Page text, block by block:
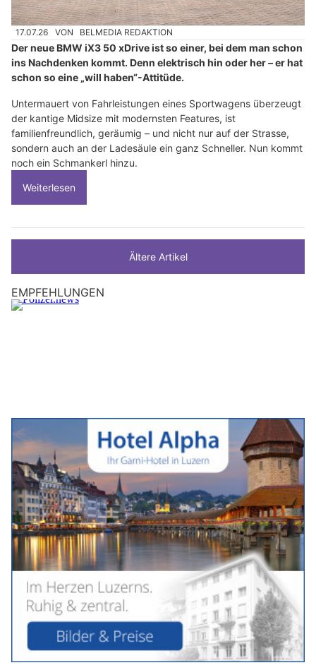
17.07.26 VON BELMEDIA REDAKTION
Der neue BMW iX3 50 xDrive ist so einer, bei dem man schon
ins Nachdenken kommt. Denn elektrisch hin oder her – er hat
schon so eine „will haben“-Attitüde.
Untermauert von Fahrleistungen eines Sportwagens überzeugt
der kantige Midsize mit modernsten Features, ist
familienfreundlich, geräumig – und nicht nur auf der Strasse,
sondern auch an der Ladesäule ein ganz Schneller. Nun kommt
noch ein Schmankerl hinzu.
Weiterlesen
Ältere Artikel
EMPFEHLUNGEN